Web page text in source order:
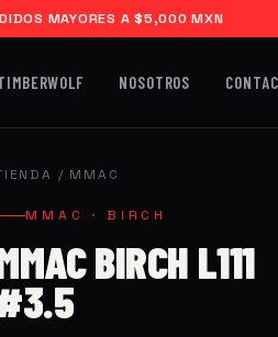
MAYORES A $5,000 MXN
NOSOTROS
/ MMAC
MMAC · BIRCH
BIRCH L111